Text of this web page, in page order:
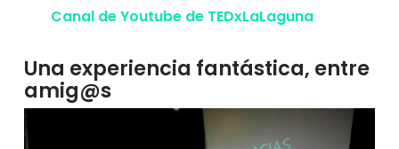
Canal de Youtube de TEDxLaLaguna
Una experiencia fantástica, entre
amig@s